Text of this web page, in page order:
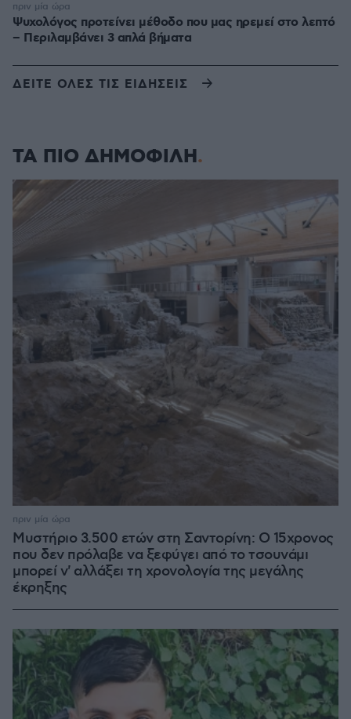
Ψυχολόγος προτείνει μέθοδο που μας ηρεμεί στο λεπτό
– Περιλαμβάνει 3 απλά βήματα
πριν μία ώρα
ΔΕΙΤΕ ΟΛΕΣ ΤΙΣ ΕΙΔΗΣΕΙΣ
ΤΑ ΠΙΟ ΔΗΜΟΦΙΛΗ
Μυστήριο 3.500 ετών στη Σαντορίνη: Ο 15χρονος
που δεν πρόλαβε να ξεφύγει από το τσουνάμι
μπορεί ν' αλλάξει τη χρονολογία της μεγάλης
έκρηξης
πριν μία ώρα